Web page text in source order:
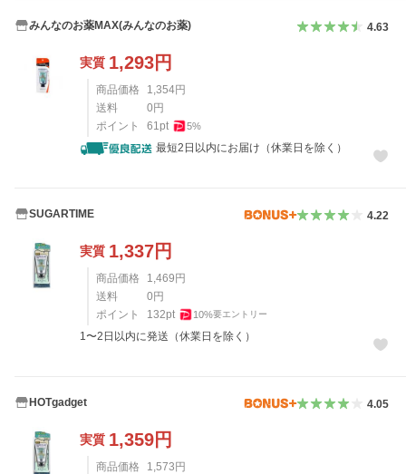
みんなのお薬MAX(みんなのお薬) 4.63
実質 1,293円
商品価格 1,354円
送料
0円
ポイント
61 pt 5%
最短2日以内にお届け（休業日を除く）
SUGARTIME 4.22
実質 1,337円
商品価格 1,469円
送料
0円
ポイント
132pt 10%要エントリー
1〜2日以内に発送（休業日を除く）
HOTgadget 4.05
実質 1,359円
商品価格 1,573円